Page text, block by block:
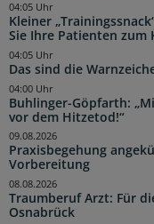
Kleiner
Sie Ihre Patienten
04:05 Uhr
Das sind die
04:05 Uhr
Buhlinger-Göpfarth:
vor dem Hitzetod!“
04:00 Uhr
Praxisbegehung
Vorbereitung
09.08.2026
Traumberuf Arzt: Für
Osnabrück
08.08.2026